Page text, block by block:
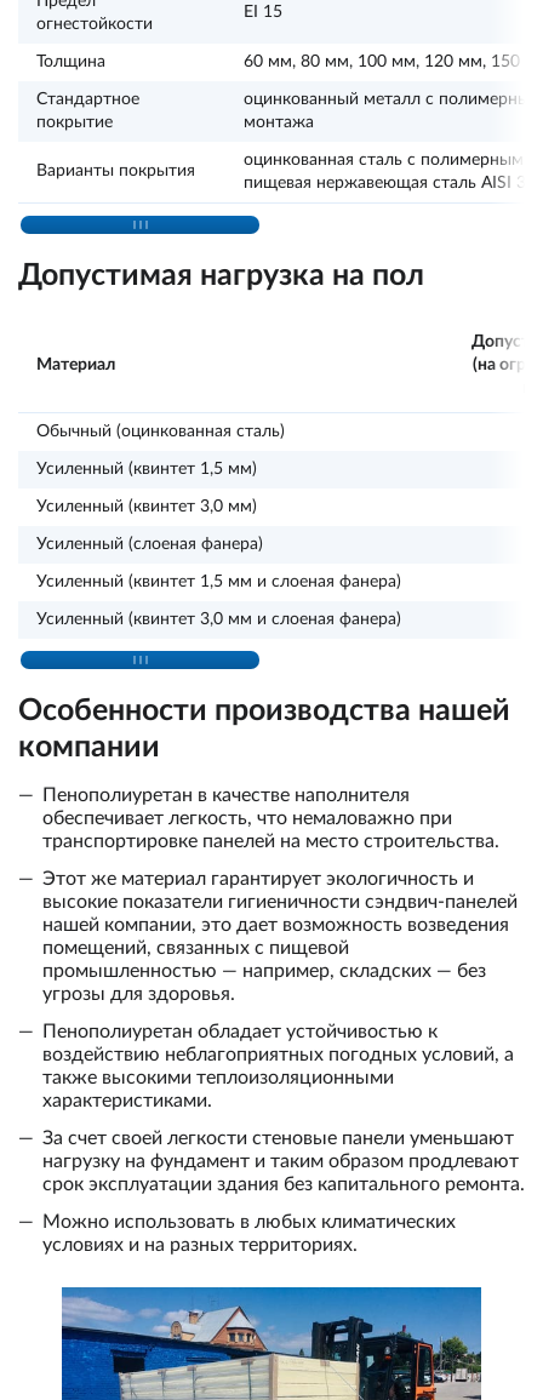
огнестойкости
EI 15
Толщина 60 мм, 80 мм, 100 мм, 120 мм, 150
Стандартное
покрытие
оцинкованный металл с
монтажа
Варианты покрытия
оцинкованная сталь с полимерным
пищевая нержавеющая сталь AISI
Допустимая нагрузка на пол
Материал
(на
Обычный (оцинкованная сталь)
Усиленный (квинтет 1,5 мм)
Усиленный (квинтет 3,0 мм)
Усиленный (слоеная фанера)
Усиленный (квинтет 1,5 мм и слоеная фанера)
Усиленный (квинтет 3,0 мм и слоеная фанера)
Особенности производства нашей
компании
Пенополиуретан в качестве наполнителя
обеспечивает легкость, что немаловажно при
транспортировке панелей на место строительства.
Этот же материал гарантирует экологичность и
высокие показатели гигиеничности сэндвич-панелей
нашей компании, это дает возможность возведения
помещений, связанных с пищевой
промышленностью — например, складских — без
угрозы для здоровья.
Пенополиуретан обладает устойчивостью к
воздействию неблагоприятных погодных условий, а
также высокими теплоизоляционными
характеристиками.
За счет своей легкости стеновые панели уменьшают
нагрузку на фундамент и таким образом продлевают
срок эксплуатации здания без капитального ремонта.
Можно использовать в любых климатических
условиях и на разных территориях.